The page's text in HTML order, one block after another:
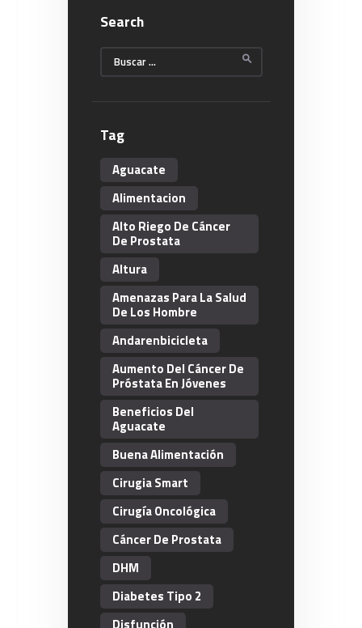
Search
Buscar:
Tag
Aguacate
Alimentacion
Alto Riego De Cáncer
De Prostata
Altura
Amenazas Para La Salud
De Los Hombre
Andarenbicicleta
Aumento Del Cáncer De
Próstata En Jóvenes
Beneficios Del
Aguacate
Buena Alimentación
Cirugia Smart
Cirugía Oncológica
Cáncer De Prostata
DHM
Diabetes Tipo 2